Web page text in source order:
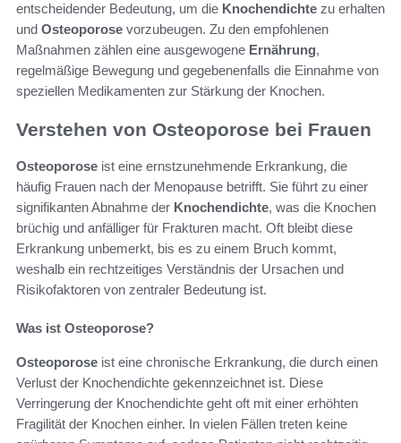
entscheidender Bedeutung, um die Knochendichte zu erhalten
und Osteoporose vorzubeugen. Zu den empfohlenen
Maßnahmen zählen eine ausgewogene Ernährung,
regelmäßige Bewegung und gegebenenfalls die Einnahme von
speziellen Medikamenten zur Stärkung der Knochen.
Verstehen von Osteoporose bei Frauen
Osteoporose ist eine ernstzunehmende Erkrankung, die
häufig Frauen nach der Menopause betrifft. Sie führt zu einer
signifikanten Abnahme der Knochendichte, was die Knochen
brüchig und anfälliger für Frakturen macht. Oft bleibt diese
Erkrankung unbemerkt, bis es zu einem Bruch kommt,
weshalb ein rechtzeitiges Verständnis der Ursachen und
Risikofaktoren von zentraler Bedeutung ist.
Was ist Osteoporose?
Osteoporose ist eine chronische Erkrankung, die durch einen
Verlust der Knochendichte gekennzeichnet ist. Diese
Verringerung der Knochendichte geht oft mit einer erhöhten
Fragilität der Knochen einher. In vielen Fällen treten keine